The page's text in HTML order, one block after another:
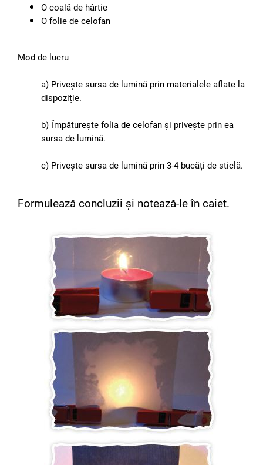
O coală de hârtie
O folie de celofan
Mod de lucru
a) Privește sursa de lumină prin materialele aflate la
dispoziție.
b) Împăturește folia de celofan și privește prin ea
sursa de lumină.
c) Privește sursa de lumină prin 3-4 bucăți de sticlă.
Formulează concluzii și notează-le în caiet.